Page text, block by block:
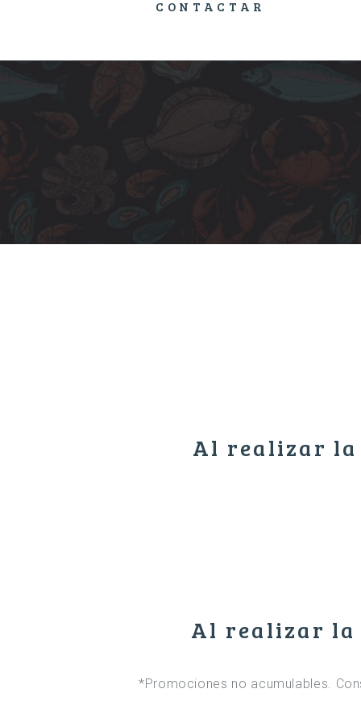
CONTACTAR
Al realizar la
Al realizar la
*Promociones no acumulables.